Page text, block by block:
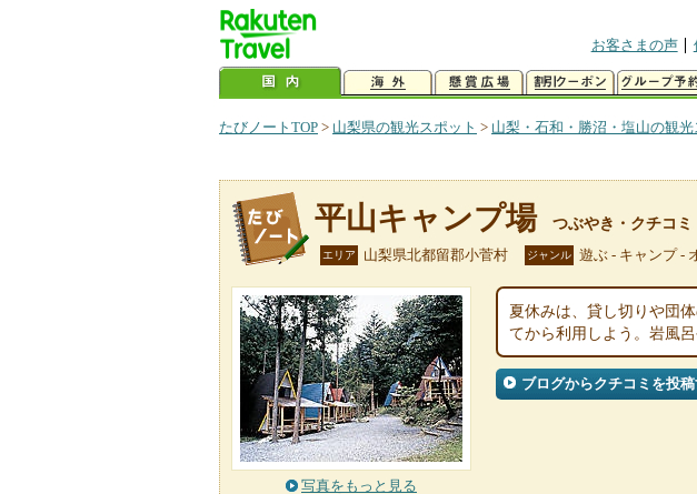
お客さまの声
たびノートTOP > 山梨県の観光スポット > 山梨・石和・勝沼・塩山の観光
平山キャンプ場 つぶやき・クチコミ
エリア 山梨県北都留郡小菅村 ジャンル 遊ぶ - キャンプ -
写真をもっと見る
夏休みは、貸し切りや団
てから利用しよう。岩風
ブログからクチコミを投稿